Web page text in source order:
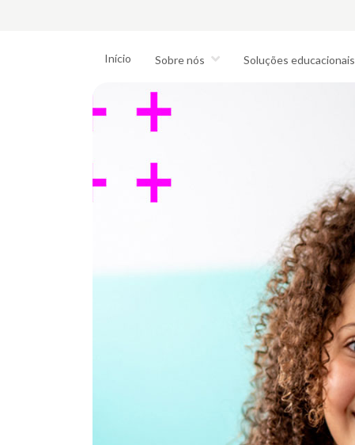
Início Sobre nós Soluções educacionais